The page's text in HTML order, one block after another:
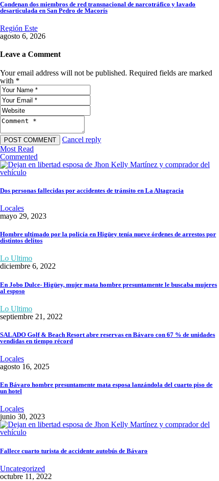
Condenan dos miembros de red transnacional de narcotráfico y lavado
desarticulada en San Pedro de Macorís
Región Este
agosto 6, 2026
Leave a Comment
Your email address will not be published. Required fields are marked
with *
Cancel reply
Most Read
Commented
Dos personas fallecidas por accidentes de tránsito en La Altagracia
Locales
mayo 29, 2023
Hombre ultimado por la policía en Higüey tenía nueve órdenes de arrestos por
distintos delitos
Lo Ultimo
diciembre 6, 2022
En Jobo Dulce- Higüey, mujer mata hombre presuntamente le buscaba mujeres
al esposo
Lo Ultimo
septiembre 21, 2022
SALADO Golf & Beach Resort abre reservas en Bávaro con 67 % de unidades
vendidas en tiempo récord
Locales
agosto 16, 2025
En Bávaro hombre presuntamente mata esposa lanzándola del cuarto piso de
un hotel
Locales
junio 30, 2023
Fallece cuarto turista de accidente autobús de Bávaro
Uncategorized
octubre 11, 2022